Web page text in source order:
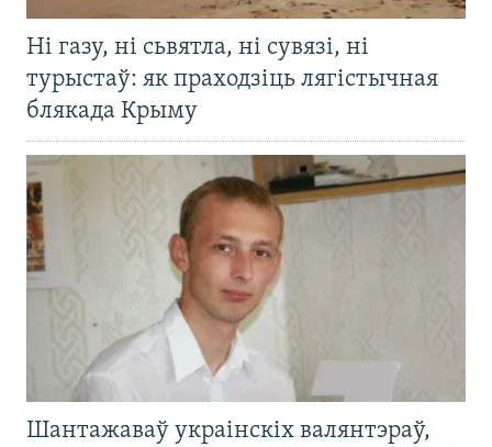
Ні газу, ні сьвятла, ні сувязі, ні
турыстаў: як праходзіць лягістычная
блякада Крыму
Шантажаваў украінскіх валянтэраў,